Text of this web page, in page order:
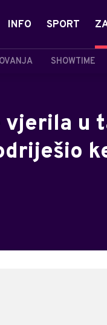
INFO SPORT
SHOWTIME
vjerila u